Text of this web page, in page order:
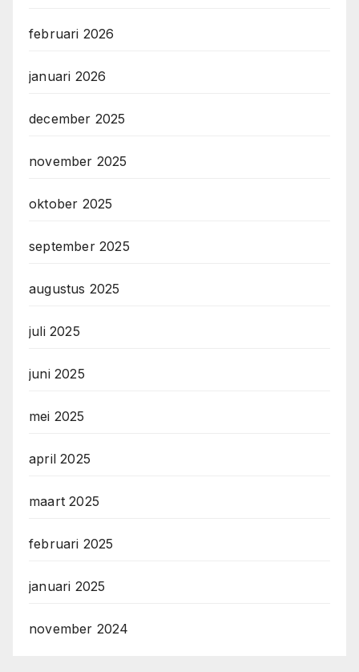
februari 2026
januari 2026
december 2025
november 2025
oktober 2025
september 2025
augustus 2025
juli 2025
juni 2025
mei 2025
april 2025
maart 2025
februari 2025
januari 2025
november 2024